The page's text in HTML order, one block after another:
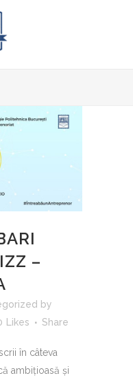
–
by
Likes Share
în câteva
ambițioasă și